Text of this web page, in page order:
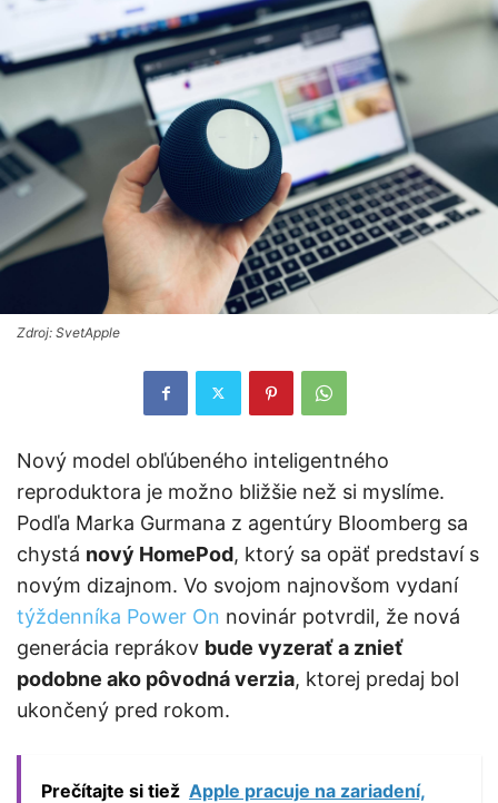
Zdroj: SvetApple
Nový model obľúbeného inteligentného
reproduktora je možno bližšie než si myslíme.
Podľa Marka Gurmana z agentúry Bloomberg sa
chystá nový HomePod, ktorý sa opäť predstaví s
novým dizajnom. Vo svojom najnovšom vydaní
týždenníka Power On novinár potvrdil, že nová
generácia reprákov bude vyzerať a znieť
podobne ako pôvodná verzia, ktorej predaj bol
ukončený pred rokom.
Prečítajte si tiež Apple pracuje na zariadení,